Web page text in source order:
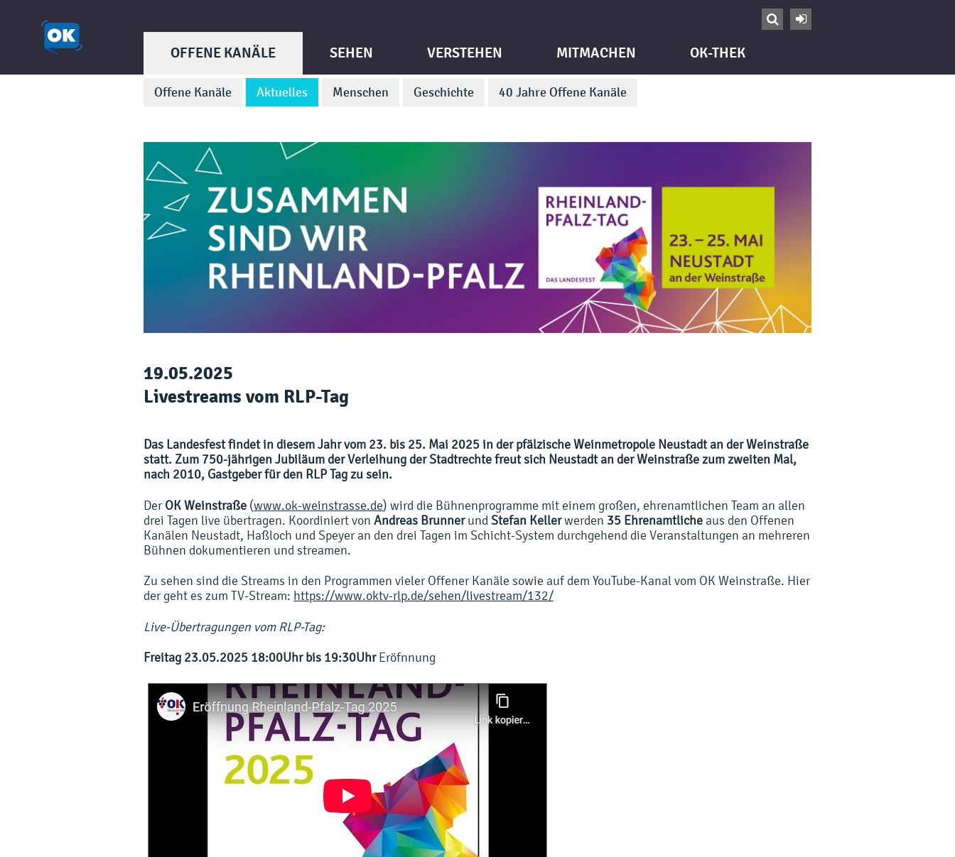


OFFENE KANÄLE
Offene Kanäle Aktuelles Menschen Geschichte 40 Jahre Offene Kanäle
SEHEN VERSTEHEN MITMACHEN OK-THEK
19.05.2025
Livestreams vom RLP-Tag
Das Landesfest findet in diesem Jahr vom 23. bis 25. Mai 2025 in der pfälzische Weinmetropole Neustadt an der Weinstraße
statt. Zum 750-jährigen Jubiläum der Verleihung der Stadtrechte freut sich Neustadt an der Weinstraße zum zweiten Mal,
nach 2010, Gastgeber für den RLP Tag zu sein.
DerOK Weinstraße (www.ok-weinstrasse.de) wird die Bühnenprogramme mit einem großen, ehrenamtlichen Team an allen
drei Tagen live übertragen. Koordiniert von Andreas Brunnerund Stefan Kellerwerden 35 Ehrenamtliche aus den Offenen
Kanälen Neustadt, Haßloch und Speyer an den drei Tagen im Schicht-System durchgehend die Veranstaltungen an mehreren
Bühnen dokumentieren und streamen.
Zu sehen sind die Streams in den Programmen vieler Offener Kanäle sowie auf dem YouTube-Kanal vom OK Weinstraße. Hier
der geht es zum TV-Stream: https://www.oktv-rlp.de/sehen/livestream/132/
Live-Übertragungen vom RLP-Tag:
Freitag 23.05.2025 18:00Uhr bis 19:30UhrEröfnnung